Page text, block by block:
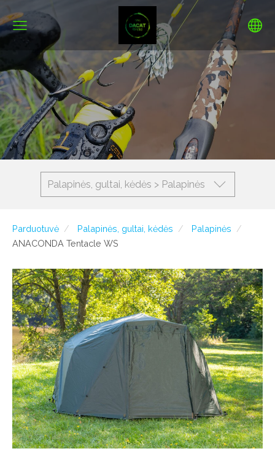
Palapinės, gultai, kėdės > Palapinės
Parduotuvė Palapinės, gultai, kėdės
Palapinės
ANACONDA Tentacle WS